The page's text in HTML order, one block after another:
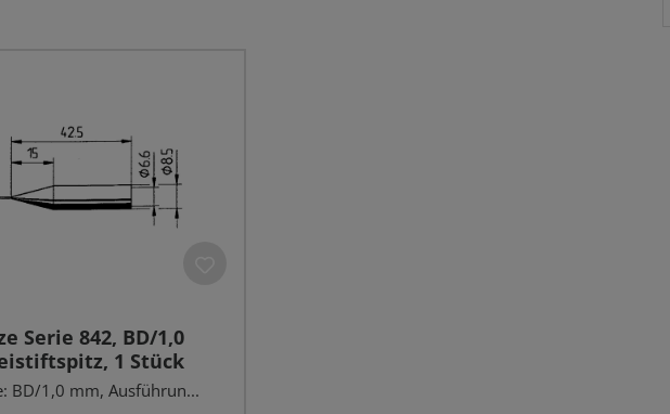
Serie 842, BD/1,0
1 Stück
BD/1,0 mm, Ausführun...